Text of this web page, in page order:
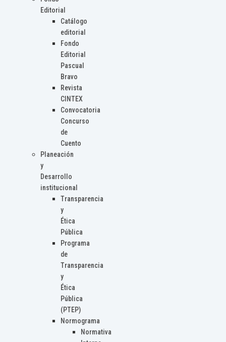
Editorial
Catálogo
editorial
Fondo
Editorial
Pascual
Bravo
Revista
CINTEX
Convocatoria
Concurso
de
Cuento
Planeación
y
Desarrollo
institucional
Transparencia
y
Ética
Pública
Programa
de
Transparencia
y
Ética
Pública
(PTEP)
Normograma
Normativa